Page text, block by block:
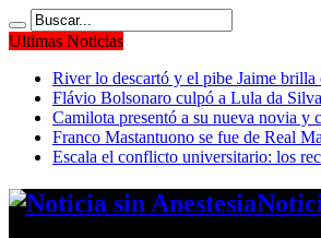
Ultimas Noticias
River lo descartó y el pibe Jaime
Flávio Bolsonaro culpó a Lula da
Camilota presentó a su nueva novia y
Franco Mastantuono se fue de Real
Escala el conflicto universitario: los